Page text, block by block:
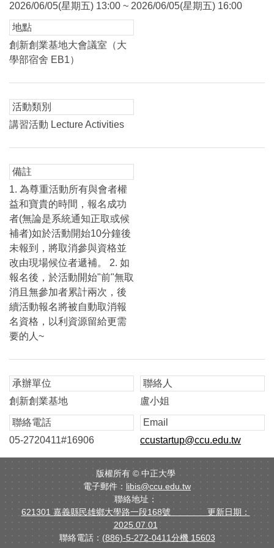
2026/06/05(星期五) 13:00 ~ 2026/06/05(星期五) 16:00
地點
創新創業基地大會議室（大
學部宿舍 EB1）
活動類別
講習活動 Lecture Activities
備註
1. 為尊重活動所有與會者權
益和寶貴的時間，報名成功
者(無論是系統通知正取或候
補者)如於活動開始10分鐘後
未報到，將取消參與資格並
改由現場候位者遞補。 2. 如
報名後，於活動開始"前"無取
消且無參加者累計兩次，後
續活動報名將被自動取消報
名資格，以利資源留給更需
要的人~
承辦單位
創新創業基地
聯絡人
盧小姐
聯絡電話
05-2720411#16906
Email
ccustartup@ccu.edu.tw
版權所有 © 中正大學
電子郵件： libis@ccu.edu.tw
聯絡地址：
621301 嘉義縣民雄鄉大學路一段168號 更新日期：
2025.07.01
聯絡電話： (886)-5-272-0411分機 15603